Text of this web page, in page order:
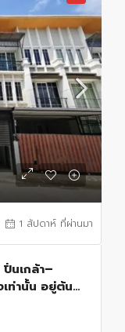
1 สัปดาห์ ที่ผ่านมา
นเกล้า–
ท่านั้น อยู่ต้น
ตล์มินิมอล